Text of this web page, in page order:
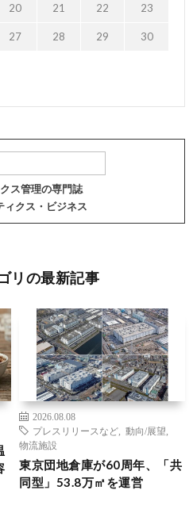
20 21 22 23
27 28 29 30
ス管理の専門誌
ィクス・ビジネス
リの最新記事
2026.08.08
プレスリリースなど
動向/展望
物流施設
東京団地倉庫が60周年、「共
同型」53.8万㎡を運営